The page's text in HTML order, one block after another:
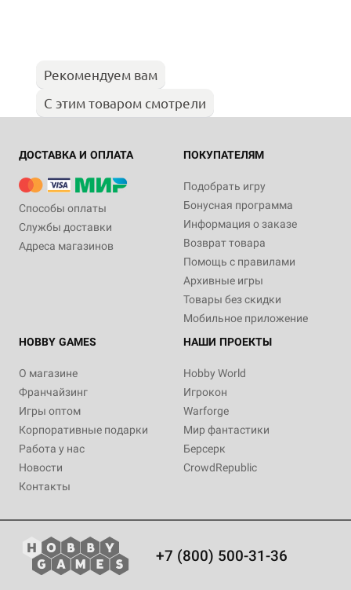
Рекомендуем вам
С этим товаром смотрели
ДОСТАВКА И ОПЛАТА
Способы оплаты
Службы доставки
Адреса магазинов
ПОКУПАТЕЛЯМ
Подобрать игру
Бонусная программа
Информация о заказе
Возврат товара
Помощь с правилами
Архивные игры
Товары без скидки
Мобильное приложение
HOBBY GAMES
О магазине
Франчайзинг
Игры оптом
Корпоративные подарки
Работа у нас
Новости
Контакты
НАШИ ПРОЕКТЫ
Hobby World
Игрокон
Warforge
Мир фантастики
Берсерк
CrowdRepublic
+7 (800) 500-31-36